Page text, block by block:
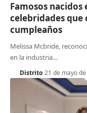
Famosos nacidos
celebridades que
cumpleaños
Melissa Mcbride,
en la industria…
Distrito 21 de mayo